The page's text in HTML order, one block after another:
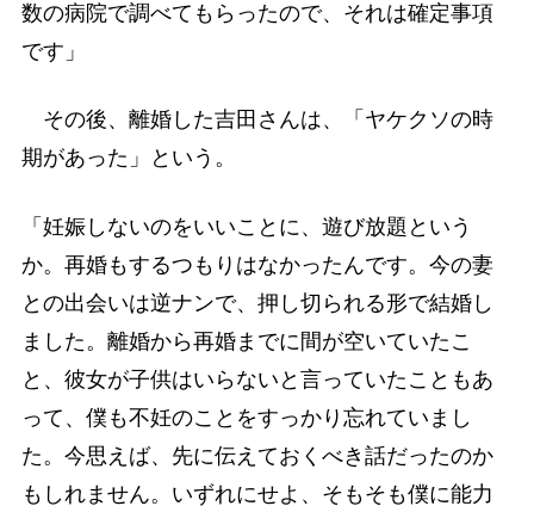
数の病院で調べてもらったので、それは確定事項
です」
その後、離婚した吉田さんは、「ヤケクソの時
期があった」という。
「妊娠しないのをいいことに、遊び放題という
か。再婚もするつもりはなかったんです。今の妻
との出会いは逆ナンで、押し切られる形で結婚し
ました。離婚から再婚までに間が空いていたこ
と、彼女が子供はいらないと言っていたこともあ
って、僕も不妊のことをすっかり忘れていまし
た。今思えば、先に伝えておくべき話だったのか
もしれません。いずれにせよ、そもそも僕に能力